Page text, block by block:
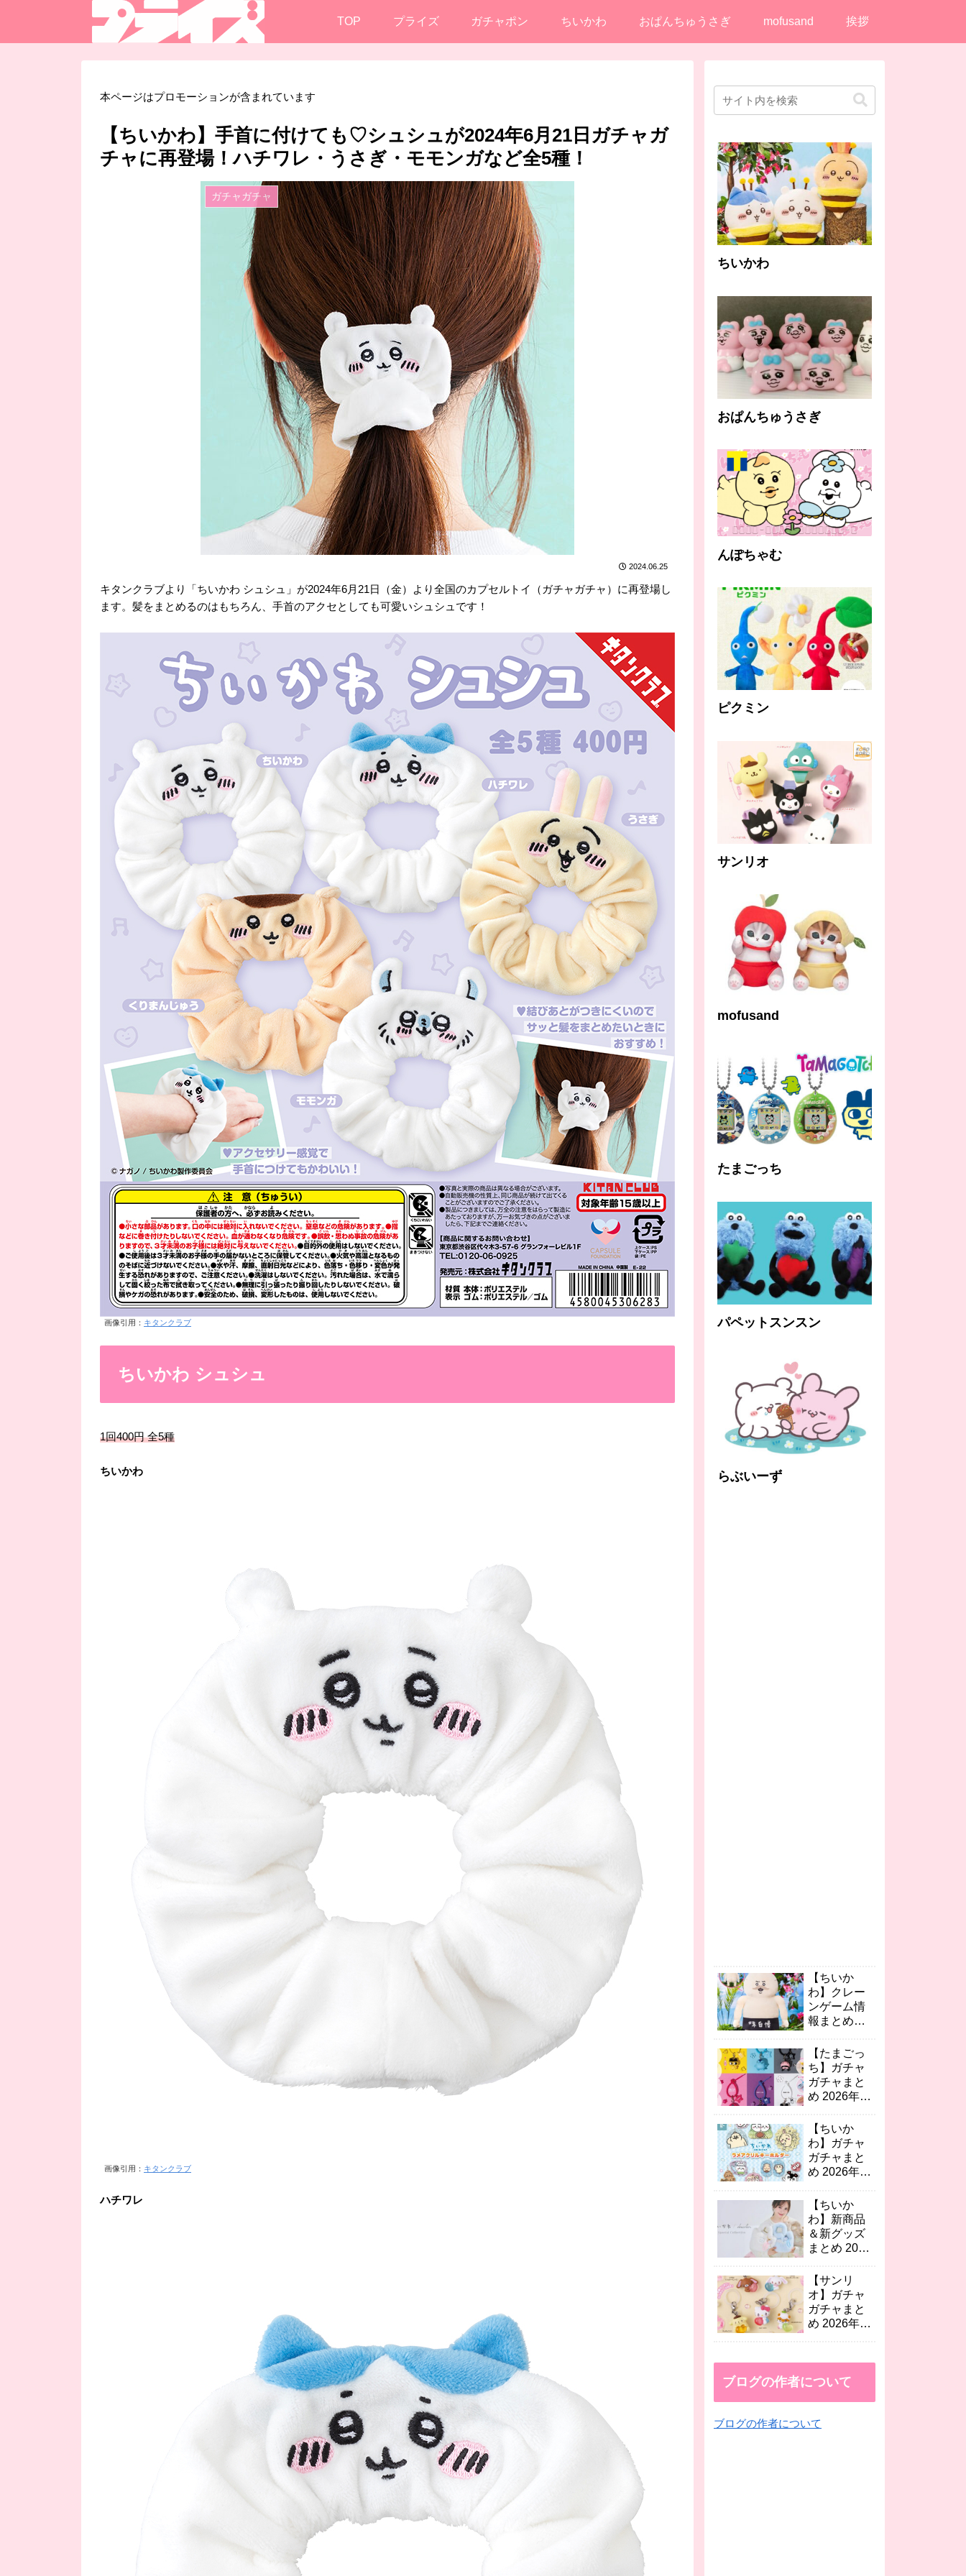
TOP プライズ ガチャポン ちいかわ おぱんちゅうさぎ mofusand 挨拶
本ページはプロモーションが含まれています
【ちいかわ】手首に付けても♡シュシュが2024年6月21日ガチャガ
チャに再登場！ハチワレ・うさぎ・モモンガなど全5種！
ガチャガチャ
2024.06.25
キタンクラブより「ちいかわ シュシュ」が2024年6月21日（金）より全国のカプセルトイ（ガチャガチャ）に再登場し
ます。髪をまとめるのはもちろん、手首のアクセとしても可愛いシュシュです！
画像引用： キタンクラブ
ちいかわ シュシュ
1回400円 全5種
ちいかわ
画像引用： キタンクラブ
ハチワレ
ちいかわ
おぱんちゅうさぎ
んぽちゃむ
ピクミン
サンリオ
mofusand
たまごっち
パペットスンスン
らぶいーず
【ちいか
わ】クレー
ンゲーム情
報まとめ
最新 人魚の
島のひみつ
島二郎BIG
ぬい/ゆらゆ
など続々！
【たまごっ
ち】ガチャ
ガチャまと
め 2026年8
フルマルチ
チャーム2/
おりたたみ
コンテナの
場！
【ちいか
わ】ガチャ
ガチャまと
め 2026年8
ちいかわ キ
ーホルダ
ー・ミニチ
ュアおめん
など続々！
【ちいか
わ】新商品
＆新グッズ
まとめ 2026
映画 人魚の
島のひみつ×
セブン、
EMODA、
続々！
【サンリ
オ】ガチャ
ガチャまと
め 2026年8
るしチャー
ムやテトラ
のめじるし
ブログの作者について
ブログの作者について